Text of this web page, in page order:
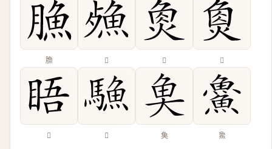
䐳 𣩕 𤉯 𤋳
𥆐 𩥭 𩵋 𩺰